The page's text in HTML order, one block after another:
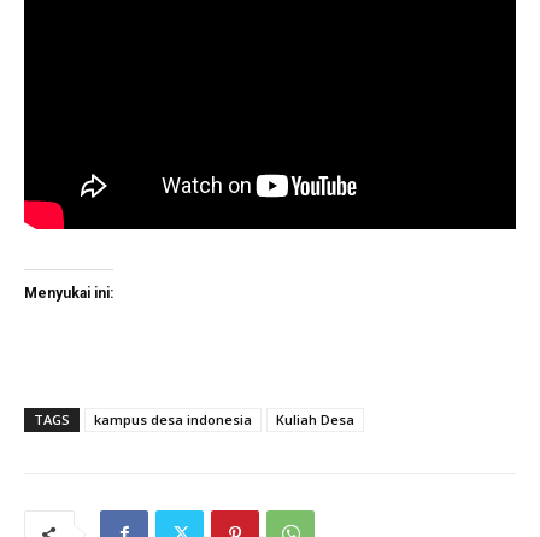
Menyukai ini:
TAGS kampus desa indonesia Kuliah Desa